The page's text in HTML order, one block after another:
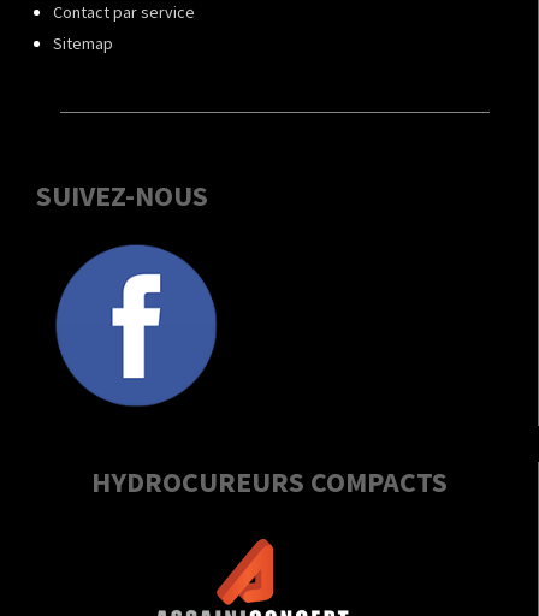
Contact par service
Sitemap
SUIVEZ-NOUS
HYDROCUREURS COMPACTS